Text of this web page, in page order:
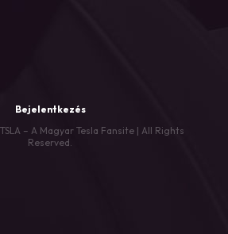
Bejelentkezés
– A Magyar Tesla Fansite | All Rights
Reserved.